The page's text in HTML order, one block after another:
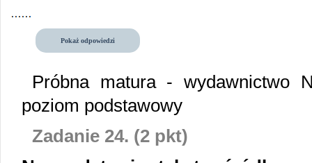
Pokaż odpowiedzi
Próbna matura - wydawnictwo
poziom podstawowy
Zadanie 24. (2 pkt)